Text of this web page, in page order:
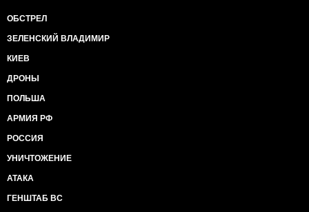
ОБСТРЕЛ
ЗЕЛЕНСКИЙ ВЛАДИМИР
КИЕВ
ДРОНЫ
ПОЛЬША
АРМИЯ РФ
РОССИЯ
УНИЧТОЖЕНИЕ
АТАКА
ГЕНШТАБ ВС